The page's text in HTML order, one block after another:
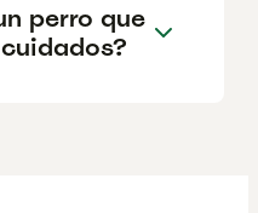
perro que